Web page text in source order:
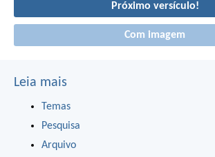
Próximo versículo!
Com imagem
Leia mais
Temas
Pesquisa
Arquivo